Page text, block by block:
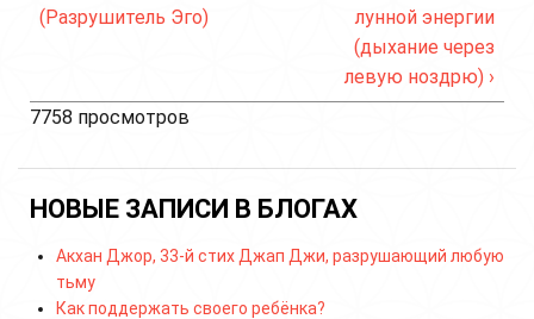
(Разрушитель Эго)
лунной энергии
(дыхание через
левую ноздрю) ›
7758 просмотров
НОВЫЕ ЗАПИСИ В БЛОГАХ
Акхан Джор, 33-й стих Джап Джи, разрушающий любую
тьму
Как поддержать своего ребёнка?